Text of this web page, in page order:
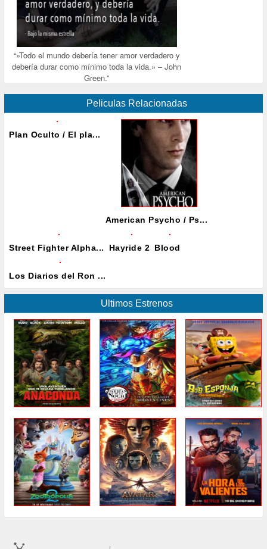
“»Todo el mundo debería tener amor verdadero y
debería durar como mínimo toda la vida.» – John
Green.”
Peliculas Relacionadas
Plan Oculto / El pla...
American Psycho / Ps...
Street Fighter Alpha... Hayride 2 Blood
Los Diarios del Ron ...
Ultimos Estrenos